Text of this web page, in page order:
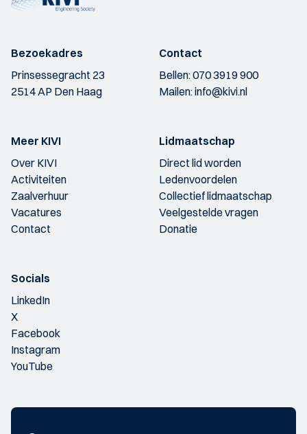
Bezoekadres
Prinsessegracht 23
2514 AP Den Haag
Contact
Bellen:070 3919 900
Mailen:info@kivi.nl
Meer KIVI
Over KIVI
Activiteiten
Zaalverhuur
Vacatures
Contact
Lidmaatschap
Direct lid worden
Ledenvoordelen
Collectief lidmaatschap
Veelgestelde vragen
Donatie
Socials
LinkedIn
X
Facebook
Instagram
YouTube